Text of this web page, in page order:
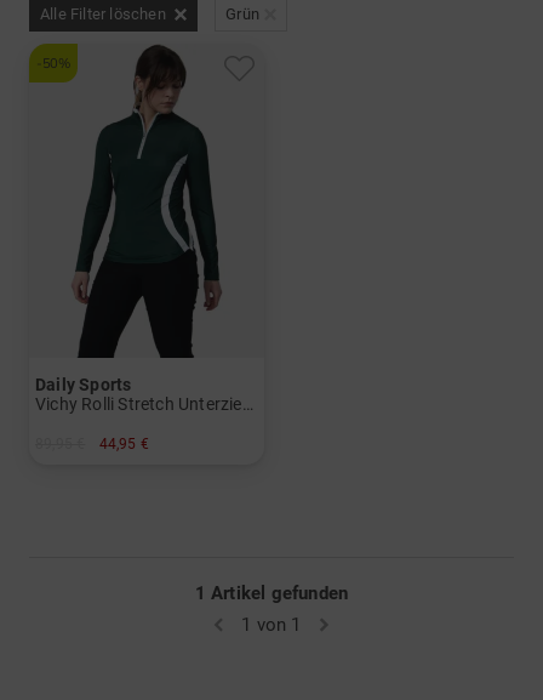
Alle Filter löschen Grün
-50%
Daily Sports
44,95 €
1 Artikel gefunden
1 von 1